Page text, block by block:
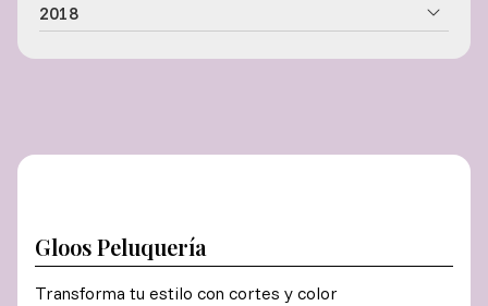
2018
Gloos Peluquería
Transforma tu estilo con cortes y color